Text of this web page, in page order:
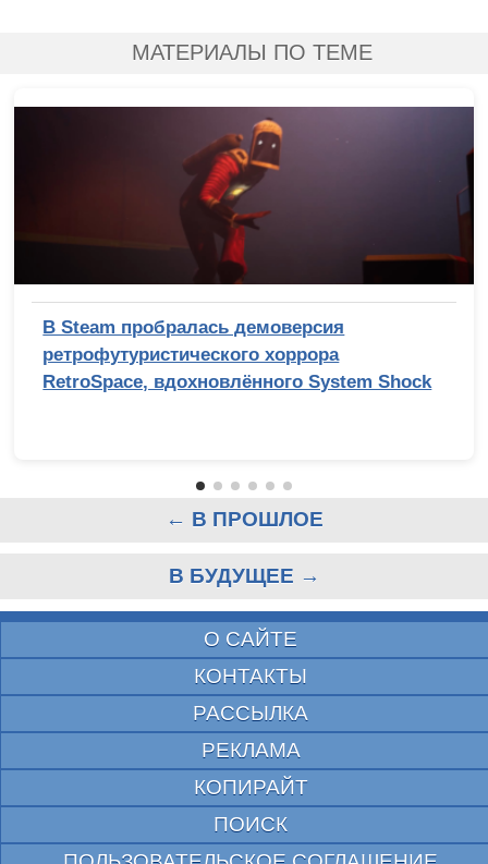
МАТЕРИАЛЫ ПО ТЕМЕ
В Steam пробралась демоверсия
ретрофутуристического хоррора
RetroSpace, вдохновлённого System Shock
← В ПРОШЛОЕ
В БУДУЩЕЕ →
О САЙТЕ
КОНТАКТЫ
РАССЫЛКА
РЕКЛАМА
КОПИРАЙТ
ПОИСК